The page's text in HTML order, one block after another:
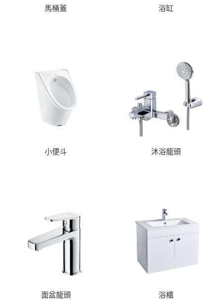
馬桶蓋 浴缸
小便斗 沐浴龍頭
面盆龍頭 浴櫃